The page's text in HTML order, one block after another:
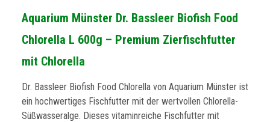
Aquarium Münster Dr. Bassleer Biofish Food
Chlorella L 600g – Premium Zierfischfutter
mit Chlorella
Dr. Bassleer Biofish Food Chlorella von Aquarium Münster ist
ein hochwertiges Fischfutter mit der wertvollen Chlorella-
Süßwasseralge. Dieses vitaminreiche Fischfutter mit